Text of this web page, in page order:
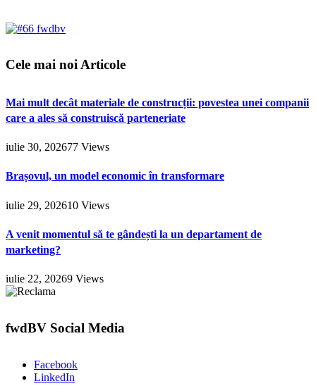
Cele mai noi Articole
Mai mult decât materiale de construcții: povestea unei companii
care a ales să construiscă parteneriate
iulie 30, 202677 Views
Brașovul, un model economic în transformare
iulie 29, 202610 Views
A venit momentul să te gândești la un departament de
marketing?
iulie 22, 20269 Views
fwdBV Social Media
Facebook
LinkedIn